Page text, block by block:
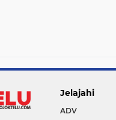
Jelajahi
ADV